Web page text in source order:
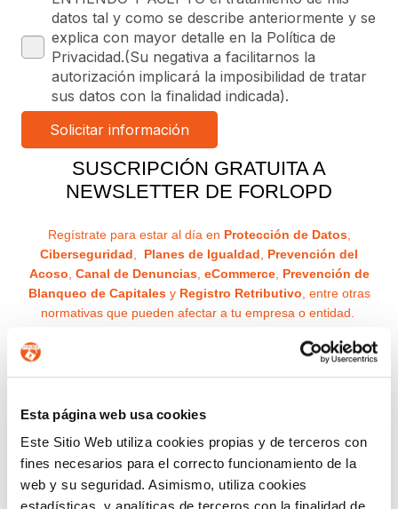
Esta página web usa cookies
Este Sitio Web utiliza cookies propias y de terceros con
fines necesarios para el correcto funcionamiento de la
web y su seguridad. Asimismo, utiliza cookies
datos tal y como se describe anteriormente y se
explica con mayor detalle en la Política de
Privacidad.(Su negativa a facilitarnos la
autorización implicará la imposibilidad de tratar
sus datos con la finalidad indicada).
SUSCRIPCIÓN GRATUITA A
NEWSLETTER DE FORLOPD
Regístrate para estar al día en Protección de Datos,
Ciberseguridad
Planes de Igualdad
Prevención del
Acoso Canal de Denuncias, eCommerce, Prevención de
Blanqueo de Capitalesy Registro Retributivo , entre otras
normativas que pueden afectar a tu empresa o entidad.
Email
Recibirás un correo para confirmar la suscripción
Nombre (opcional)